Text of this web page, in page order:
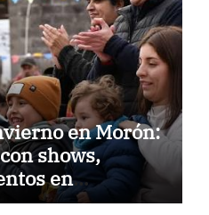
en Morón:
shows,
en